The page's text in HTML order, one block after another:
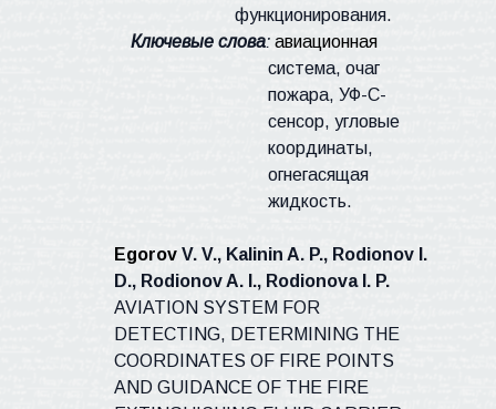
функционирования.
Ключевые слова:авиационная
система, очаг
пожара, УФ-С-
сенсор, угловые
координаты,
огнегасящая
жидкость.
EgorovV. V., Kalinin A. P., Rodionov I.
D., Rodionov A. I., Rodionova I. P.
AVIATION SYSTEM FOR
DETECTING, DETERMINING THE
COORDINATES OF FIRE POINTS
AND GUIDANCE OF THE FIRE